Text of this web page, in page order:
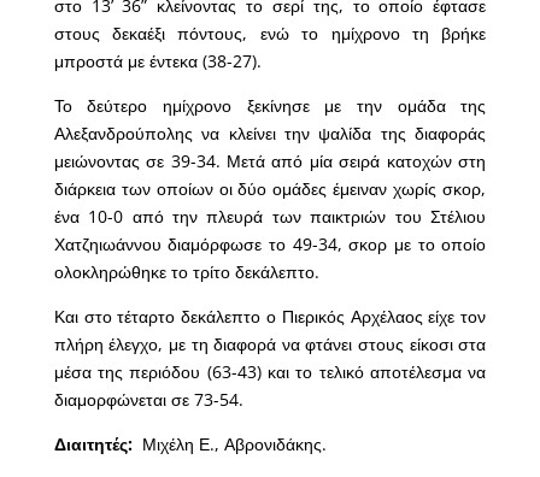
στο 13’ 36” κλείνοντας το σερί της, το οποίο έφτασε
στους δεκαέξι πόντους, ενώ το ημίχρονο τη βρήκε
μπροστά με έντεκα (38-27).
Το δεύτερο ημίχρονο ξεκίνησε με την ομάδα της
Αλεξανδρούπολης να κλείνει την ψαλίδα της διαφοράς
μειώνοντας σε 39-34. Μετά από μία σειρά κατοχών στη
διάρκεια των οποίων οι δύο ομάδες έμειναν χωρίς σκορ,
ένα 10-0 από την πλευρά των παικτριών του Στέλιου
Χατζηιωάννου διαμόρφωσε το 49-34, σκορ με το οποίο
ολοκληρώθηκε το τρίτο δεκάλεπτο.
Και στο τέταρτο δεκάλεπτο ο Πιερικός Αρχέλαος είχε τον
πλήρη έλεγχο, με τη διαφορά να φτάνει στους είκοσι στα
μέσα της περιόδου (63-43) και το τελικό αποτέλεσμα να
διαμορφώνεται σε 73-54.
Διαιτητές:Μιχέλη Ε., Αβρονιδάκης.